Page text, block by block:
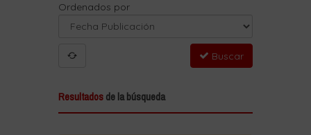
Ordenados por
Buscar
Resultadosde la búsqueda